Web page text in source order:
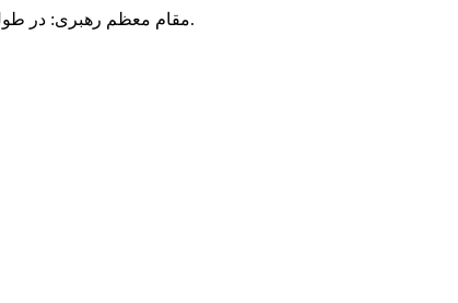
مقام معظم رهبری: در طول تاریخ، رنگ های گوناگون بر سیاست این کشور پهناور سایه افکند؛ اما رنگ ثابت مردم گیلان، رنگ ایمان بود.